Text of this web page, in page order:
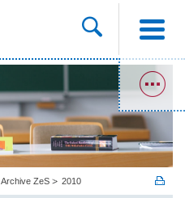
Archive ZeS 2010